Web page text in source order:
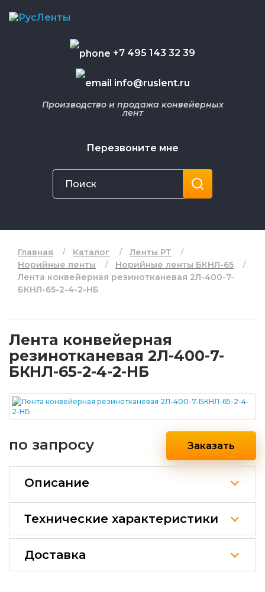
+7 495 143 32 39
info@ruslent.ru
Перезвоните мне
Производство и продажа конвейерных
лент
Главная Каталог
Ленты РТ
Норийные ленты
Норийные ленты БКНЛ-65
Лента конвейерная резинотканевая 2Л-400-7-
БКНЛ-65-2-4-2-НБ
Лента конвейерная
резинотканевая 2Л-400-7-
БКНЛ-65-2-4-2-НБ
по запросу Заказать
Описание
Технические характеристики
Доставка